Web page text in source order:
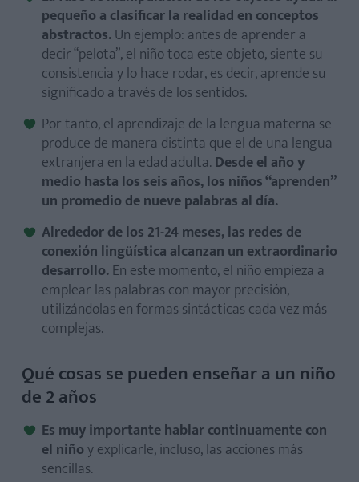
pequeño a clasificar la realidad en conceptos
abstractos.Un ejemplo: antes de aprender a
decir “pelota”, el niño toca este objeto, siente su
consistencia y lo hace rodar, es decir, aprende su
significado a través de los sentidos.
Por tanto, el aprendizaje de la lengua materna se
produce de manera distinta que el de una lengua
extranjera en la edad adulta. Desde el año y
medio hasta los seis años, los niños “aprenden”
un promedio de nueve palabras al día.
Alrededor de los 21-24 meses, las redes de
conexión lingüística alcanzan un extraordinario
desarrollo.En este momento, el niño empieza a
emplear las palabras con mayor precisión,
utilizándolas en formas sintácticas cada vez más
complejas.
Qué cosas se pueden enseñar a un niño
de 2 años
Es muy importante hablar continuamente con
el niñoy explicarle, incluso, las acciones más
sencillas.